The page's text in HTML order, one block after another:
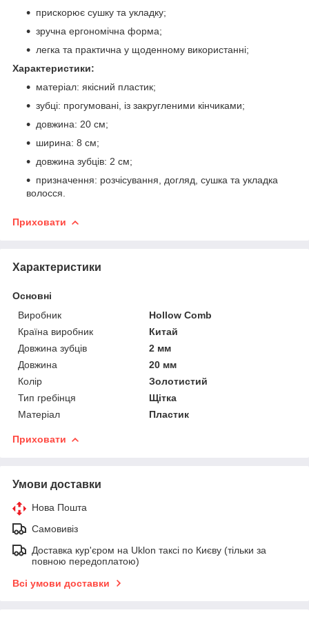
прискорює сушку та укладку;
зручна ергономічна форма;
легка та практична у щоденному використанні;
Характеристики:
матеріал: якісний пластик;
зубці: прогумовані, із закругленими кінчиками;
довжина: 20 см;
ширина: 8 см;
довжина зубців: 2 см;
призначення: розчісування, догляд, сушка та укладка
волосся.
Приховати
Характеристики
Основні
Виробник
Hollow Comb
Країна виробник
Китай
Довжина зубців
2 мм
Довжина
20 мм
Колір
Золотистий
Тип гребінця
Щітка
Матеріал
Пластик
Приховати
Умови доставки
Нова Пошта
Самовивіз
Доставка кур'єром на Uklon таксі по Києву (тільки за
повною передоплатою)
Всі умови доставки